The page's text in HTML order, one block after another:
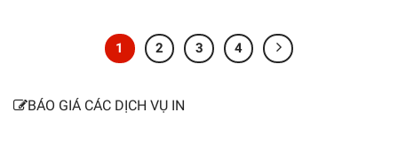
1 2 3 4
BÁO GIÁ CÁC DỊCH VỤ IN